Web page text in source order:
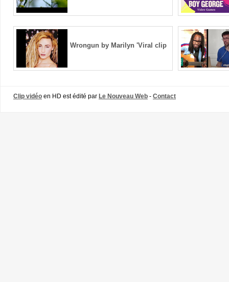
Wrongun by Marilyn 'Viral clip
Clip vidéo en HD est édité par Le Nouveau Web - Contact